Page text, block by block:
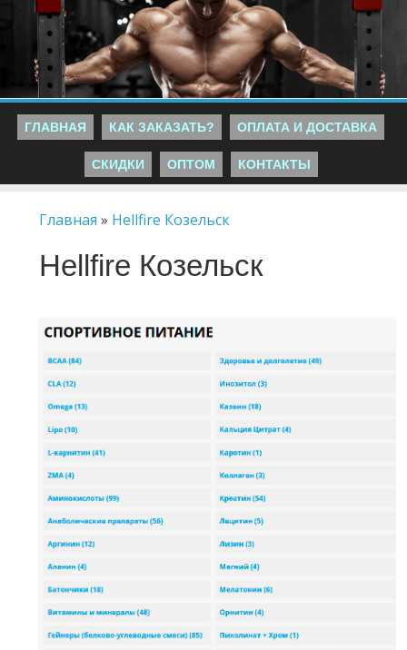
ГЛАВНАЯ КАК ЗАКАЗАТЬ? ОПЛАТА И ДОСТАВКА
СКИДКИ ОПТОМ КОНТАКТЫ
Главная » Hellfire Козельск
Hellfire Козельск